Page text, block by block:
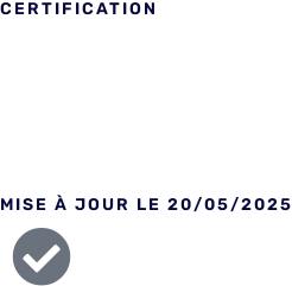
CERTIFICATION
MISE À JOUR LE 20/05/2025